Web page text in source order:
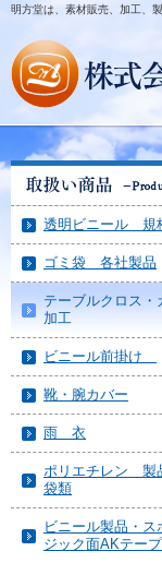
明方堂は、素材販売、加工、
透明ビニール 規
ゴミ袋 各社製品
テーブルクロス・
加工
ビニール前掛け
靴・腕カバー
雨 衣
ポリエチレン 製
袋類
ビニール製品・ス
ジック面AKテー